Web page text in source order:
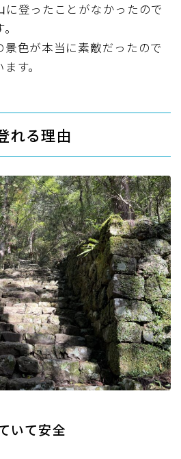
に登ったことがなかったので
色が本当に素敵だったので
す。
れる理由
いて安全